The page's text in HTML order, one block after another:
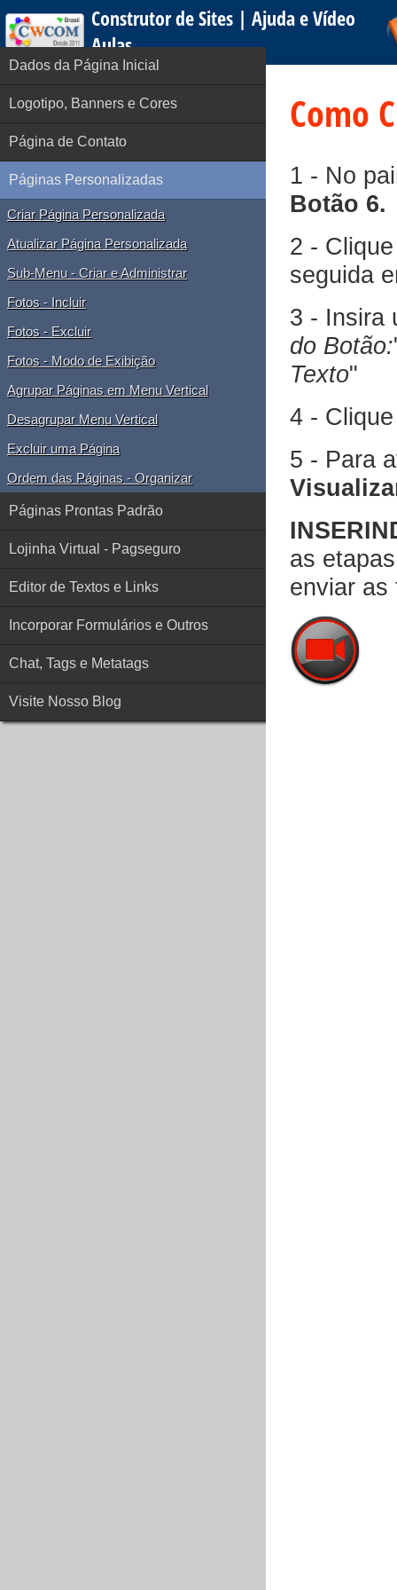
Construtor de Sites | Ajuda e Vídeo
Aulas
Dados da Página Inicial
Logotipo, Banners e Cores
Página de Contato
Páginas Personalizadas
Criar Página Personalizada
Atualizar Página Personalizada
Sub-Menu - Criar e Administrar
Fotos - Incluir
Fotos - Excluir
Fotos - Modo de Exibição
Agrupar Páginas em Menu Vertical
Desagrupar Menu Vertical
Excluir uma Página
Ordem das Páginas - Organizar
Páginas Prontas Padrão
Lojinha Virtual - Pagseguro
Editor de Textos e Links
Incorporar Formulários e Outros
Chat, Tags e Metatags
Visite Nosso Blog
Como
1 - No
Botão 6.
2 -
seguida
3 - Insira
do Botão:
Texto"
4 -
5 - Para
as
enviar